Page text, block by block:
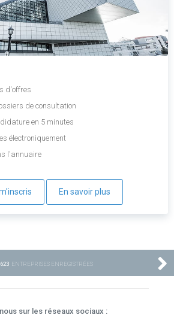
d'offres
de consultation
en 5 minutes
électroniquement
l'annuaire
En savoir plus
ENTREPRISES ENREGISTRÉES
sur les réseaux sociaux :